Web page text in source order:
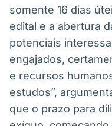
somente 16 dias
edital e a abertura
potenciais
engajados,
e recursos
estudos”,
que o prazo para